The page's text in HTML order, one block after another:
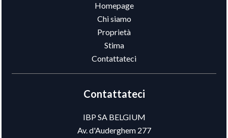
Homepage
Chi siamo
Proprietà
Stima
Contattateci
Contattateci
IBP SA BELGIUM
Av. d'Auderghem 277